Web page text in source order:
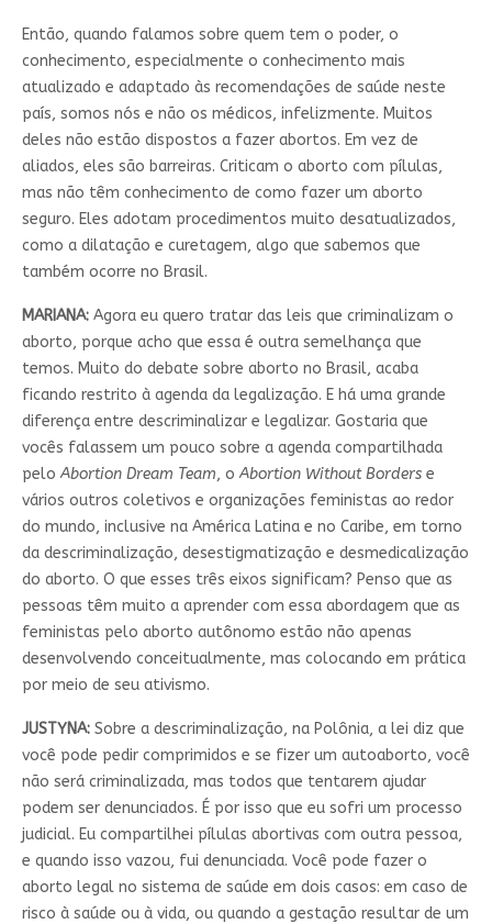
Então, quando falamos sobre quem tem o poder, o
conhecimento, especialmente o conhecimento mais
atualizado e adaptado às recomendações de saúde neste
país, somos nós e não os médicos, infelizmente. Muitos
deles não estão dispostos a fazer abortos. Em vez de
aliados, eles são barreiras. Criticam o aborto com pílulas,
mas não têm conhecimento de como fazer um aborto
seguro. Eles adotam procedimentos muito desatualizados,
como a dilatação e curetagem, algo que sabemos que
também ocorre no Brasil.
MARIANA: Agora eu quero tratar das leis que criminalizam o
aborto, porque acho que essa é outra semelhança que
temos. Muito do debate sobre aborto no Brasil, acaba
ficando restrito à agenda da legalização. E há uma grande
diferença entre descriminalizar e legalizar. Gostaria que
vocês falassem um pouco sobre a agenda compartilhada
peloAbortion Dream Team, oAbortion Without Borderse
vários outros coletivos e organizações feministas ao redor
do mundo, inclusive na América Latina e no Caribe, em torno
da descriminalização, desestigmatização e desmedicalização
do aborto. O que esses três eixos significam? Penso que as
pessoas têm muito a aprender com essa abordagem que as
feministas pelo aborto autônomo estão não apenas
desenvolvendo conceitualmente, mas colocando em prática
por meio de seu ativismo.
JUSTYNA: Sobre a descriminalização, na Polônia, a lei diz que
você pode pedir comprimidos e se fizer um autoaborto, você
não será criminalizada, mas todos que tentarem ajudar
podem ser denunciados. É por isso que eu sofri um processo
judicial. Eu compartilhei pílulas abortivas com outra pessoa,
e quando isso vazou, fui denunciada. Você pode fazer o
aborto legal no sistema de saúde em dois casos: em caso de
risco à saúde ou à vida, ou quando a gestação resultar de um